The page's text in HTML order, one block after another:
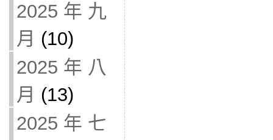
2025 年 九
月 (10)
2025 年 八
月 (13)
2025 年 七